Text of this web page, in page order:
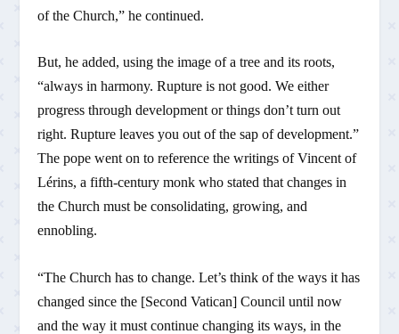
of the Church,” he continued.
But, he added, using the image of a tree and its roots,
“always in harmony. Rupture is not good. We either
progress through development or things don’t turn out
right. Rupture leaves you out of the sap of development.”
The pope went on to reference the writings of Vincent of
Lérins, a fifth-century monk who stated that changes in
the Church must be consolidating, growing, and
ennobling.
“The Church has to change. Let’s think of the ways it has
changed since the [Second Vatican] Council until now
and the way it must continue changing its ways, in the